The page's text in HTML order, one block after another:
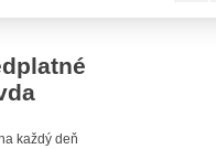
každý deň